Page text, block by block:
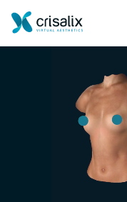
3D 비즈니스 플랫폼